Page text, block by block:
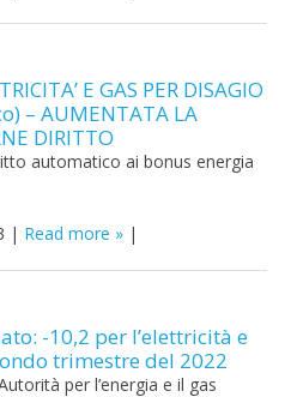
E GAS PER DISAGIO
– AUMENTATA LA
DIRITTO
automatico ai bonus energia
| Read more |
-10,2 per l’elettricità e
trimestre del 2022
per l’energia e il gas